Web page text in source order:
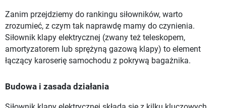
Zanim przejdziemy do rankingu siłowników, warto
zrozumieć, z czym tak naprawdę mamy do czynienia.
Siłownik klapy elektrycznej (zwany też teleskopem,
amortyzatorem lub sprężyną gazową klapy) to element
łączący karoserię samochodu z pokrywą bagażnika.
Budowa i zasada działania